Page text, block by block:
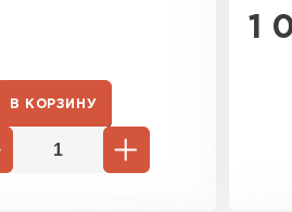
В КОРЗИНУ
1